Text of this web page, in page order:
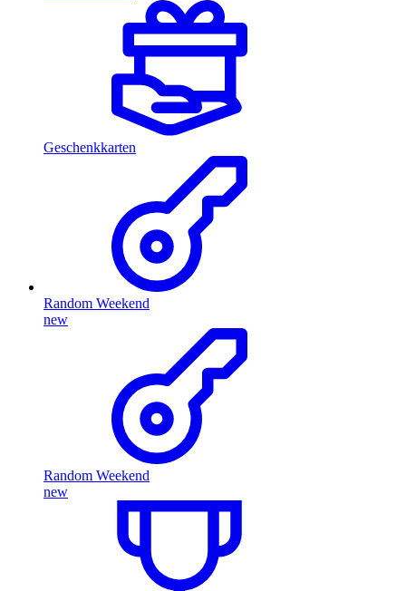
Geschenkkarten
Random Weekend
new
Random Weekend
new